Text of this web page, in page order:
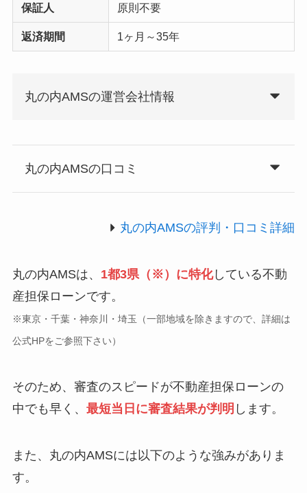
保証人 原則不要
返済期間 1ヶ月～35年
丸の内AMSの運営会社情報
丸の内AMSの口コミ
丸の内AMSの評判・口コミ詳細
丸の内AMSは、 1都3県（※）に特化している不動
産担保ローンです。
※東京・千葉・神奈川・埼玉（一部地域を除きますので、詳細は
公式HPをご参照下さい）
そのため、審査のスピードが不動産担保ローンの
中でも早く、 最短当日に審査結果が判明 します。
また、丸の内AMSには以下のような強みがありま
す。